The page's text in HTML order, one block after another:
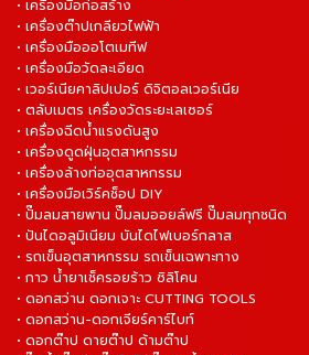
• เครื่องมือก่อสร้าง
• เครื่องต๊าปเกลียวไฟฟ้า
• เครื่องมือออโตเมทีฟ
• เครื่องมือวัดละเอียด
• เวอร์เนียคาลิปเปอร์ ดิจิตอลเวอร์เนีย
• ตลับเมตร เครื่องวัดระยะเลเซอร์
• เครื่องฉีดน้ำแรงดันสูง
• เครื่องดูดฝุ่นอุตสาหกรรม
• เครื่องล้างท่ออุตสาหกรรม
• เครื่องมือเวิร์คช็อป DIY
• ปั๊มลมสายพาน ปั๊มลมออยล์ฟรี ปั๊มลมทุกชนิด
• ปันไดอลูมิเนียม บันไดไฟเบอร์กลาส
• รถเข็นอุตสาหกรรม รถเข็นเฉพาะทาง
• กาว น้ำยาเช็ครอยร้าว ซิลิโคน
• ดอกสว่าน ดอกเจาะ CUTTING TOOLS
• ดอกสว่าน-ดอกเจียร์คาร์ไบท์
• ดอกต๊าป ดายต๊าป ด้ามต๊าป